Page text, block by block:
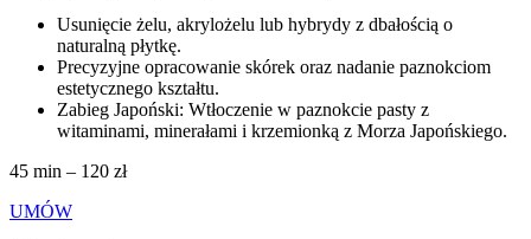
Usunięcie żelu, akrylożelu lub hybrydy z dbałością o
naturalną płytkę.
Precyzyjne opracowanie skórek oraz nadanie paznokciom
estetycznego kształtu.
Zabieg Japoński: Wtłoczenie w paznokcie pasty z
witaminami, minerałami i krzemionką z Morza Japońskiego.
45 min – 120 zł
UMÓW